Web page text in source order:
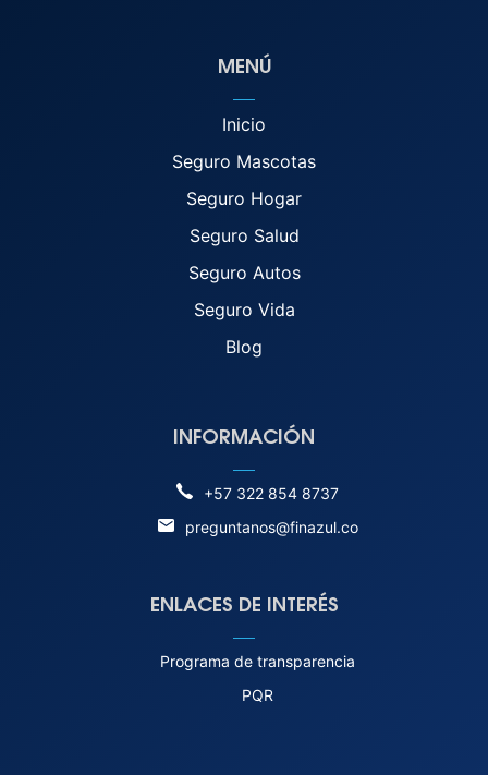
MENÚ
Inicio
Seguro Mascotas
Seguro Hogar
Seguro Salud
Seguro Autos
Seguro Vida
Blog
INFORMACIÓN
+57 322 854 8737
preguntanos@finazul.co
ENLACES DE INTERÉS
Programa de transparencia
PQR